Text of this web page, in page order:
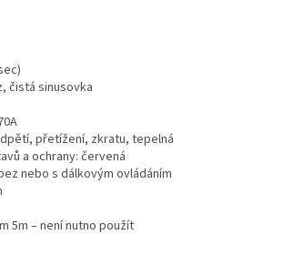
čistá sinusovka
přetížení, zkratu, tepelná
a ochrany: červená
nebo s dálkovým ovládáním
5m – není nutno použít